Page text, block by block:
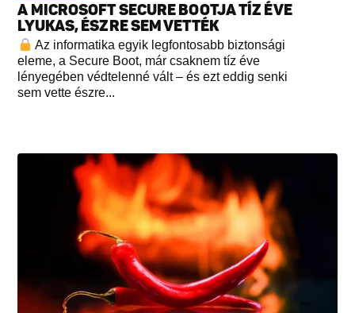
A MICROSOFT SECURE BOOTJA TÍZ ÉVE
LYUKAS, ÉSZRE SEM VETTÉK
Az informatika egyik legfontosabb biztonsági
eleme, a Secure Boot, már csaknem tíz éve
lényegében védtelenné vált – és ezt eddig senki
sem vette észre...